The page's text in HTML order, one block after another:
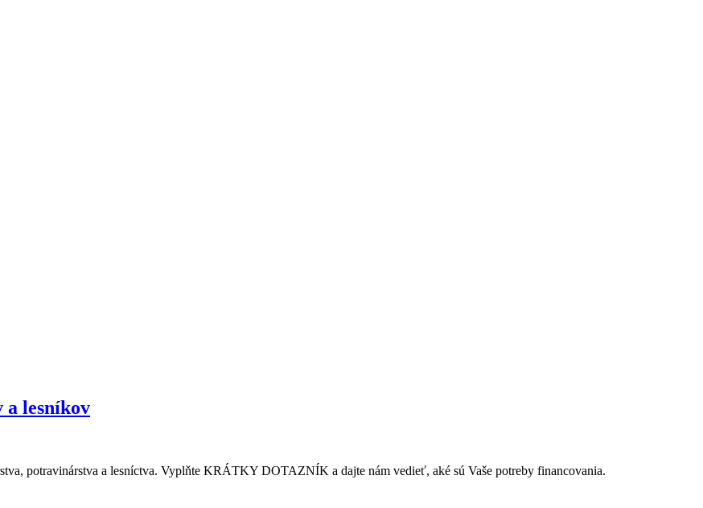
a lesníkov
potravinárstva a lesníctva. Vyplňte KRÁTKY DOTAZNÍK a dajte nám vedieť, aké sú Vaše potreby financovania.